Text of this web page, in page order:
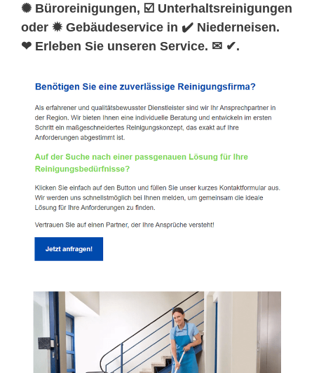
✺ Büroreinigungen, ☑️ Unterhaltsreinigungen
oder ✹ Gebäudeservice in ✔️ Niederneisen.
❤ Erleben Sie unseren Service. ✉ ✔.